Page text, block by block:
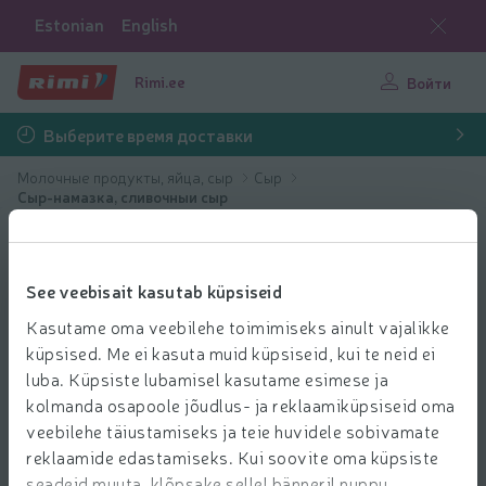
See veebisait kasutab küpsiseid
Kasutame oma veebilehe toimimiseks ainult vajalikke
küpsised. Me ei kasuta muid küpsiseid, kui te neid ei
luba. Küpsiste lubamisel kasutame esimese ja
kolmanda osapoole jõudlus- ja reklaamiküpsiseid oma
veebilehe täiustamiseks ja teie huvidele sobivamate
reklaamide edastamiseks. Kui soovite oma küpsiste
Estonian English
Rimi.ee Войти
Выберите время доставки
Молочные продукты, яйца, сыр
Сыр
Сыр-намазка, сливочныи сыр